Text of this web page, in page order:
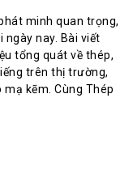
minh quan trọng,
ngày nay. Bài viết
tổng quát về thép,
trên thị trường,
kẽm. Cùng Thép